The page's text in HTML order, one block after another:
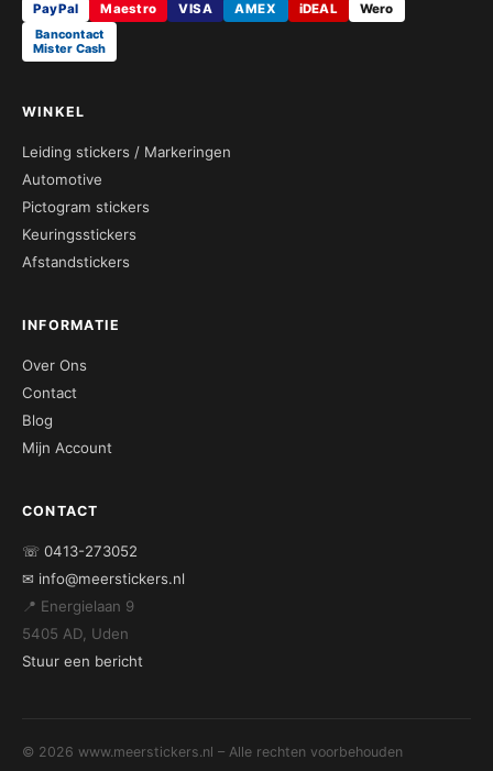
PayPal Maestro VISA AMEX iDEAL
Wero
Bancontact
Mister Cash
WINKEL
Leiding stickers / Markeringen
Automotive
Pictogram stickers
Keuringsstickers
Afstandstickers
INFORMATIE
Over Ons
Contact
Blog
Mijn Account
CONTACT
☏ 0413-273052
✉ info@meerstickers.nl
📍 Energielaan 9
5405 AD, Uden
Stuur een bericht
© 2026 www.meerstickers.nl – Alle rechten voorbehouden